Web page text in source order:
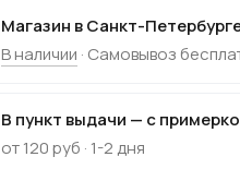
Магазин в Санкт-
В наличии · Самовывоз
В пункт выдачи — с
от 120 руб · 1-2 дня